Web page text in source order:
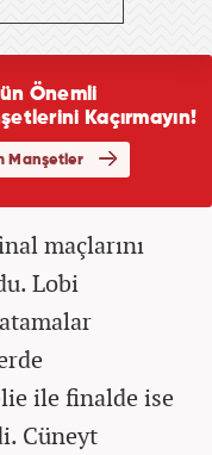
maçlarını
Lobi
ile finalde ise
Cüneyt